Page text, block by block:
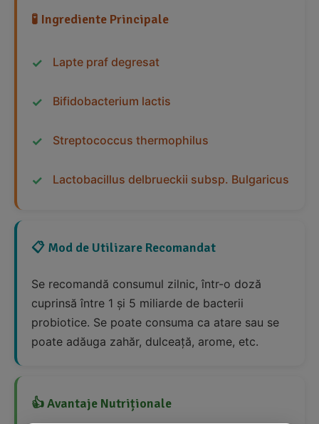
🧪 Ingrediente Principale
Lapte praf degresat
Bifidobacterium lactis
Streptococcus thermophilus
Lactobacillus delbrueckii subsp. Bulgaricus
📋 Mod de Utilizare Recomandat
Se recomandă consumul zilnic, într-o doză
cuprinsă între 1 și 5 miliarde de bacterii
probiotice. Se poate consuma ca atare sau se
poate adăuga zahăr, dulceață, arome, etc.
👍 Avantaje Nutriționale